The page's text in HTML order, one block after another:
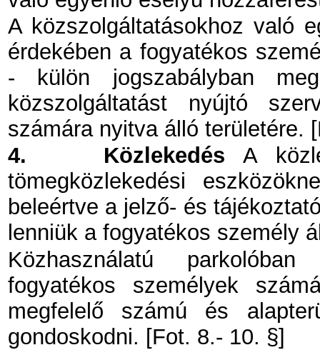
A közszolgáltatásokhoz való
érdekében a fogyatékos
- külön jogszabályban
közszolgáltatást nyújtó
számára nyitva álló területére.
4.
Közlekedés A
tömegközlekedési
beleértve a jelző- és
lenniük a fogyatékos személy
Közhasználatú
fogyatékos személyek
megfelelő számú és
gondoskodni. [Fot. 8.- 10. §]